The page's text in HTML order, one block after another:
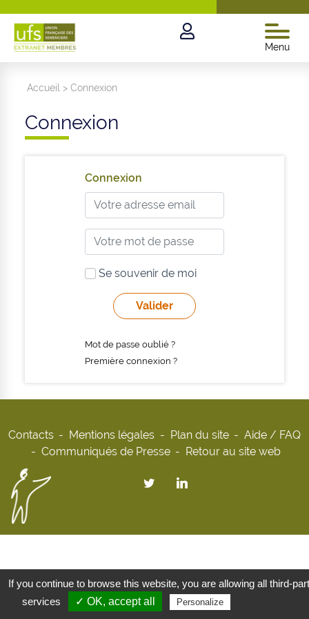
Menu
Accueil >Connexion
Connexion
Connexion
Se souvenir de moi
Mot de passe oublié ?
Première connexion ?
Contacts Mentions légales Plan du site
Aide / FAQ
Communiqués de Presse
Retour au site web
If you continue to browse this website, you are allowing all third-
services
✓ OK, accept all Personalize